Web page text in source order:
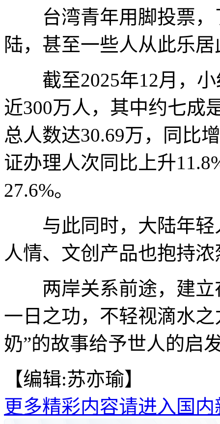
台湾青年用脚投票，
陆，甚至一些人从此乐
截至2025年12月，小
近300万人，其中约七成
总人数达30.69万，同比
证办理人次同比上升
27.6%。
与此同时，大陆年轻
人情、文创产品也抱持
两岸关系前途，建立
一日之功，不轻视滴水
奶”的故事给予世人的启
【编辑:苏亦瑜】
更多精彩内容请进入国内